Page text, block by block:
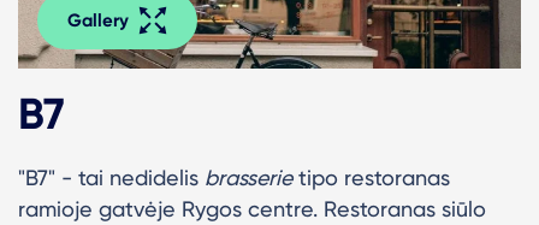
Gallery
B7
"B7" - tai nedidelis brasserietipo restoranas
ramioje gatvėje Rygos centre. Restoranas siūlo